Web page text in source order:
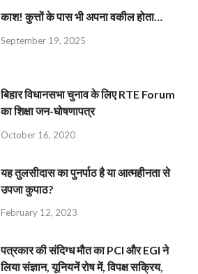
काश! कुत्तों के पास भी अपना वकील होता…
September 19, 2025
बिहार विधानसभा चुनाव के लिए RTE Forum
का शिक्षा जन-घोषणापत्र
October 16, 2020
यह तुलसीदास का पुनर्पाठ है या आत्महीनता से
उपजा कुपाठ?
February 12, 2023
पत्रकार की संदिग्ध मौत का PCI और EGI ने
लिया संज्ञान, यूनियनें रोष में, विपक्ष सक्रिय,